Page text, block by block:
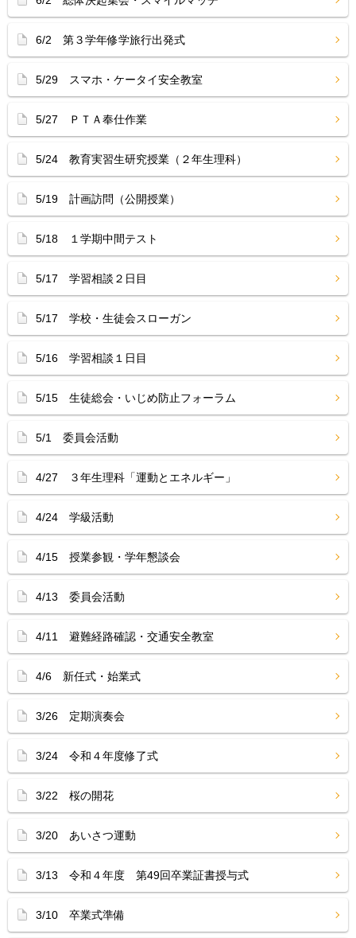
6/2 第３学年修学旅行出発式
5/29 スマホ・ケータイ安全教室
5/27 ＰＴＡ奉仕作業
5/24 教育実習生研究授業（２年生理科）
5/19 計画訪問（公開授業）
5/18 １学期中間テスト
5/17 学習相談２日目
5/17 学校・生徒会スローガン
5/16 学習相談１日目
5/15 生徒総会・いじめ防止フォーラム
5/1 委員会活動
4/27 ３年生理科「運動とエネルギー」
4/24 学級活動
4/15 授業参観・学年懇談会
4/13 委員会活動
4/11 避難経路確認・交通安全教室
4/6 新任式・始業式
3/26 定期演奏会
3/24 令和４年度修了式
3/22 桜の開花
3/20 あいさつ運動
3/13 令和４年度 第49回卒業証書授与式
3/10 卒業式準備